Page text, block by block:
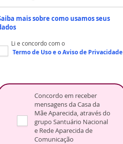
mais sobre como usamos seus
Li e concordo com o
Termo de Usoe oAviso de Privacidade
Concordo em receber
mensagens da Casa da
Mãe Aparecida, através do
grupo Santuário Nacional
e Rede Aparecida de
Comunicação